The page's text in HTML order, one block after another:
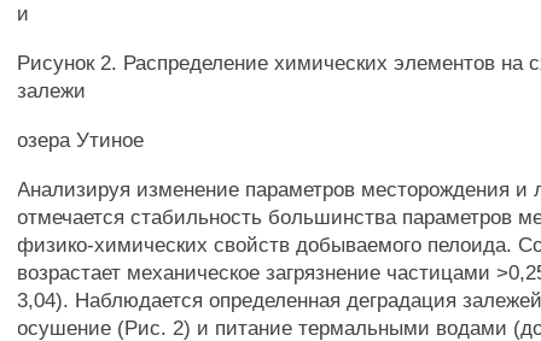
и
Рисунок 2. Распределение химических элементов на
залежи
озера Утиное
Анализируя изменение параметров месторождения и
отмечается стабильность большинства параметров
физико-химических свойств добываемого пелоида.
возрастает механическое загрязнение частицами
3,04). Наблюдается определенная деградация
осушение (Рис. 2) и питание термальными водами